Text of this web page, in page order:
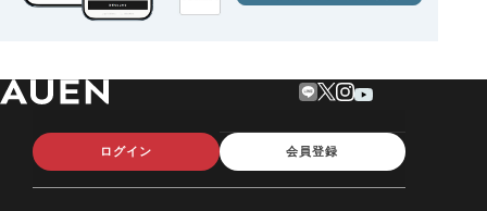
ログイン 会員登録